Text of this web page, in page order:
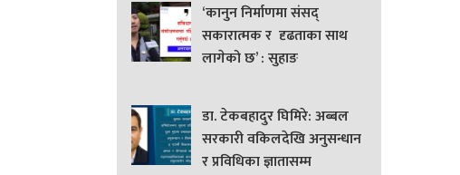
‘कानुन निर्माणमा संसद्
सकारात्मक र दृढताका साथ
लागेको छ’ : सुहाङ
डा. टेकबहादुर घिमिरे: अब्बल
सरकारी वकिलदेखि अनुसन्धान
र प्रविधिका ज्ञातासम्म